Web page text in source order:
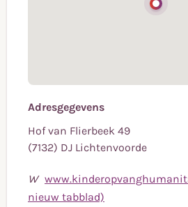
Adresgegevens
Hof van Flierbeek 49
(7132) DJ Lichtenvoorde
W
nieuw tabblad)